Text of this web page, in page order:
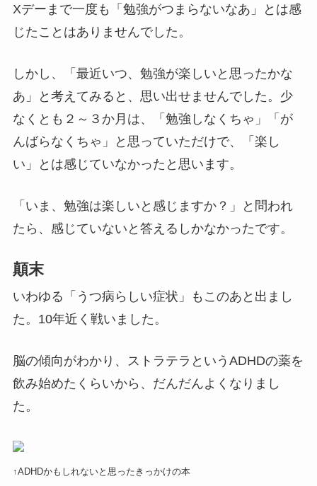
Xデーまで一度も「勉強がつまらないなあ」とは感
じたことはありませんでした。
しかし、「最近いつ、勉強が楽しいと思ったかな
あ」と考えてみると、思い出せませんでした。少
なくとも２～３か月は、「勉強しなくちゃ」「が
んばらなくちゃ」と思っていただけで、「楽し
い」とは感じていなかったと思います。
「いま、勉強は楽しいと感じますか？」と問われ
たら、感じていないと答えるしかなかったです。
顛末
いわゆる「うつ病らしい症状」もこのあと出まし
た。10年近く戦いました。
脳の傾向がわかり、ストラテラというADHDの薬を
飲み始めたくらいから、だんだんよくなりまし
た。
↑ADHDかもしれないと思ったきっかけの本